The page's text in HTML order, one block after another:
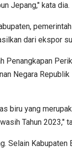
Jepang," kata dia.
dari ekspor
Negara
biru yang
Tahun 2023,"